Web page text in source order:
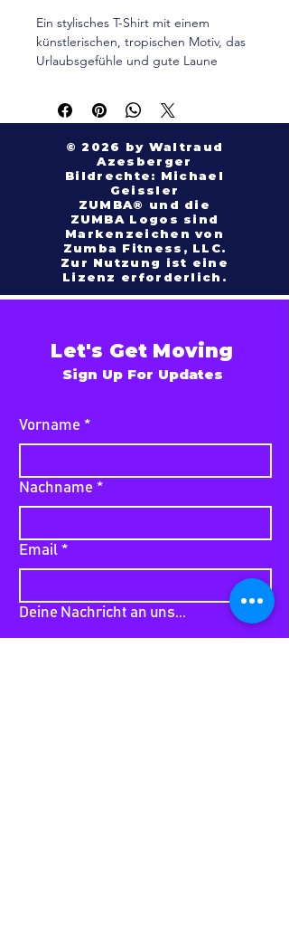
Ein stylisches T-Shirt mit einem
künstlerischen, tropischen Motiv, das
Urlaubsgefühle und gute Laune
weichen, bequemen Stoff.
© 2026 by Waltraud
Azesberger
Bildrechte: Michael
Geissler
ZUMBA® und die
ZUMBA Logos sind
Markenzeichen von
Zumba Fitness, LLC.
Zur Nutzung ist eine
Lizenz erforderlich.
Let's Get Moving
Sign Up For Updates
Vorname *
Nachname *
Email *
Deine Nachricht an uns...